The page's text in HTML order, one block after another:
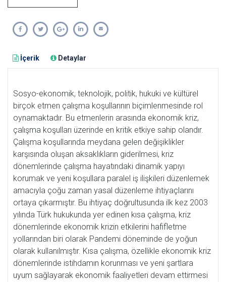
İçerik Detaylar
Sosyo-ekonomik, teknolojik, politik, hukuki ve kültürel
birçok etmen çalışma koşullarının biçimlenmesinde rol
oynamaktadır. Bu etmenlerin arasında ekonomik kriz,
çalışma koşulları üzerinde en kritik etkiye sahip olandır.
Çalışma koşullarında meydana gelen değişiklikler
karşısında oluşan aksaklıkların giderilmesi, kriz
dönemlerinde çalışma hayatındaki dinamik yapıyı
korumak ve yeni koşullara paralel iş ilişkileri düzenlemek
amacıyla çoğu zaman yasal düzenleme ihtiyaçlarını
ortaya çıkarmıştır. Bu ihtiyaç doğrultusunda ilk kez 2003
yılında Türk hukukunda yer edinen kısa çalışma, kriz
dönemlerinde ekonomik krizin etkilerini hafifletme
yollarından biri olarak Pandemi döneminde de yoğun
olarak kullanılmıştır. Kısa çalışma, özellikle ekonomik kriz
dönemlerinde istihdamın korunması ve yeni şartlara
uyum sağlayarak ekonomik faaliyetleri devam ettirmesi